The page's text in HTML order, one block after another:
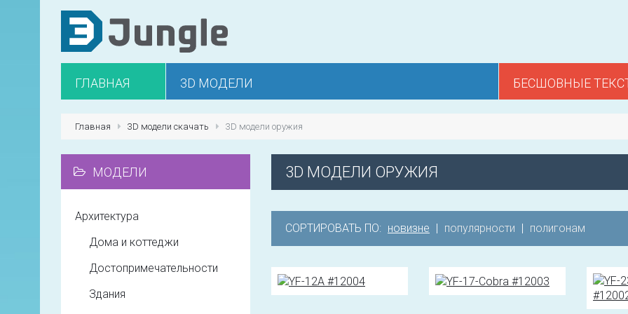
ГЛАВНАЯ 3D МОДЕЛИ БЕСШОВНЫЕ
Главная 3D модели скачать 3D модели оружия
3D МОДЕЛИ ОРУЖИЯ
СОРТИРОВАТЬ ПО: новизне | популярности | полигонам
МОДЕЛИ
Архитектура
Дома и коттеджи
Достопримечательности
Здания